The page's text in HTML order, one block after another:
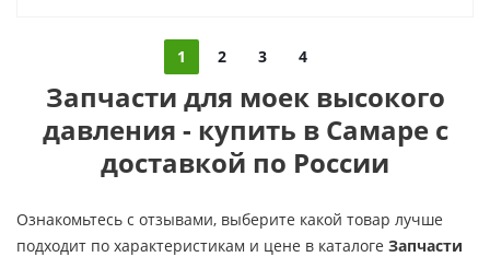
1 2 3 4
Запчасти для моек высокого
давления - купить в Самаре с
доставкой по России
Ознакомьтесь с отзывами, выберите какой товар лучше
подходит по характеристикам и цене в каталоге Запчасти